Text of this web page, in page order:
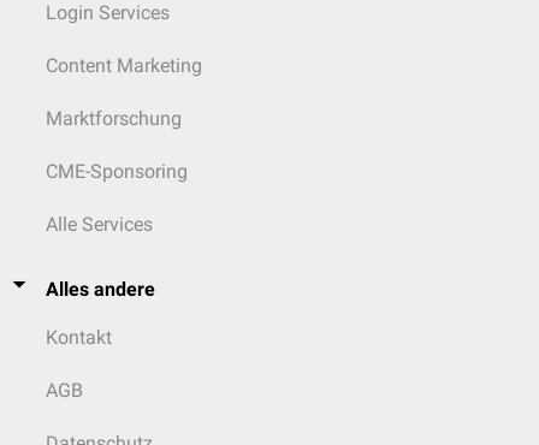
Login Services
Content Marketing
Marktforschung
CME-Sponsoring
Alle Services
Alles andere
Kontakt
AGB